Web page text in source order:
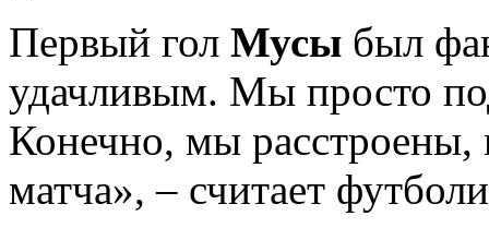
Первый гол Мусы был
удачливым. Мы просто
Конечно, мы расстроены,
матча», – считает